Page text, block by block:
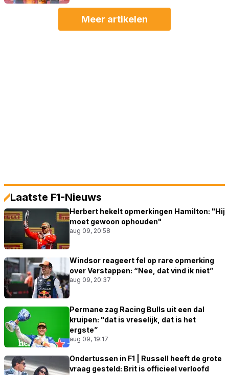
Meer artikelen
Laatste F1-Nieuws
Herbert hekelt opmerkingen Hamilton: "Hij
moet gewoon ophouden"
aug 09, 20:58
Windsor reageert fel op rare opmerking
over Verstappen: “Nee, dat vind ik niet”
aug 09, 20:37
Permane zag Racing Bulls uit een dal
kruipen: "dat is vreselijk, dat is het
ergste”
aug 09, 19:17
Ondertussen in F1 | Russell heeft de grote
vraag gesteld: Brit is officieel verloofd